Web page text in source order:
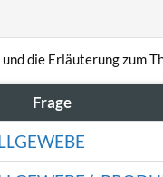
die Erläuterung zum
Frage